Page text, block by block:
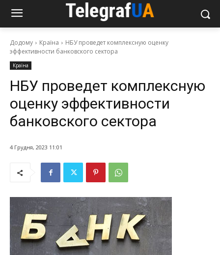
Додому Країна
НБУ проведет комплексную оценку
эффективности банковского сектора
Країна
НБУ проведет комплексную
оценку эффективности
банковского сектора
4 Грудня, 2023 11:01